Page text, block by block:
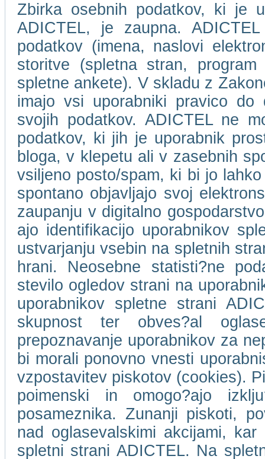
Zbirka osebnih podatkov, ki je
ADICTEL, je zaupna.
podatkov (imena, naslovi
storitve (spletna stran,
spletne ankete). V skladu z
imajo vsi uporabniki pravico do
svojih podatkov. ADICTEL ne
podatkov, ki jih je uporabnik
bloga, v klepetu ali v zasebnih
vsiljeno posto/spam, ki bi jo
spontano objavljajo svoj
zaupanju v digitalno
ajo identifikacijo uporabnikov
ustvarjanju vsebin na spletnih
hrani. Neosebne statisti?ne
stevilo ogledov strani na
uporabnikov spletne strani
skupnost ter obves?al
prepoznavanje uporabnikov za
bi morali ponovno vnesti
vzpostavitev piskotov (cookies).
poimenski in omogo?ajo
posameznika. Zunanji piskoti,
nad oglasevalskimi akcijami,
spletni strani ADICTEL. Na